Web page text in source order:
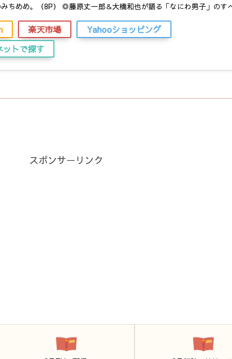
ちめめ。（8P） ◎藤原丈一郎＆大橋和也が語る「なにわ男子」のすべ
楽天市場
Yahooショッピング
ットで探す
スポンサーリンク